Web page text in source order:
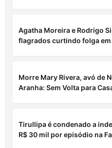
Agatha Moreira e Rodrigo
flagrados curtindo folga em
Morre Mary Rivera, avó de
Aranha: Sem Volta para
Tirullipa é condenado a
R$ 30 mil por episódio na